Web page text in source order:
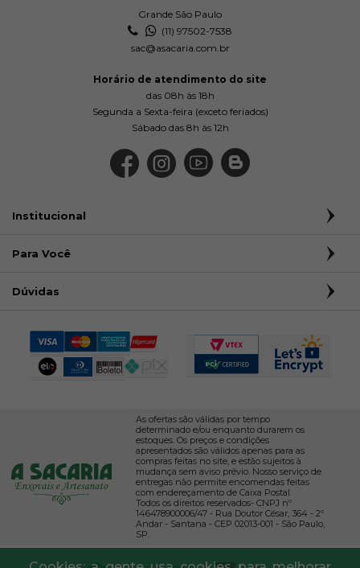
Grande São Paulo
(11) 97502-7538
sac@asacaria.com.br
Horário de atendimento do site
das 08h às 18h
Segunda a Sexta-feira (exceto feriados)
Sábado das 8h às 12h
Institucional
Para Você
Dúvidas
As ofertas são válidas por tempo
determinado e/ou enquanto durarem os
estoques. Os preços e condições
apresentados são válidos apenas para as
compras feitas no site, e estão sujeitos à
mudança sem aviso prévio. Nosso serviço de
entregas não permite encomendas feitas
com endereçamento de Caixa Postal.
Todos os direitos reservados- CNPJ nº
146478900006/47 - Rua Doutor César, 364 - 2º
Andar - Santana - CEP 02013-001 - São Paulo,
SP.